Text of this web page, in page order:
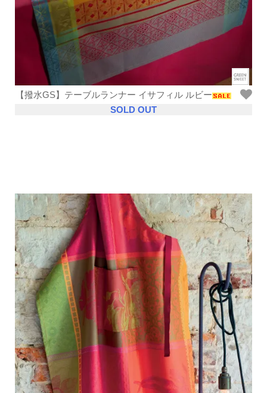
【撥水GS】テーブルランナー イサフィル ルビー
SOLD OUT